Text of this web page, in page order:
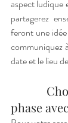
aspect ludique
partagerez
feront une idée
communiquez
date et le lieu
phase